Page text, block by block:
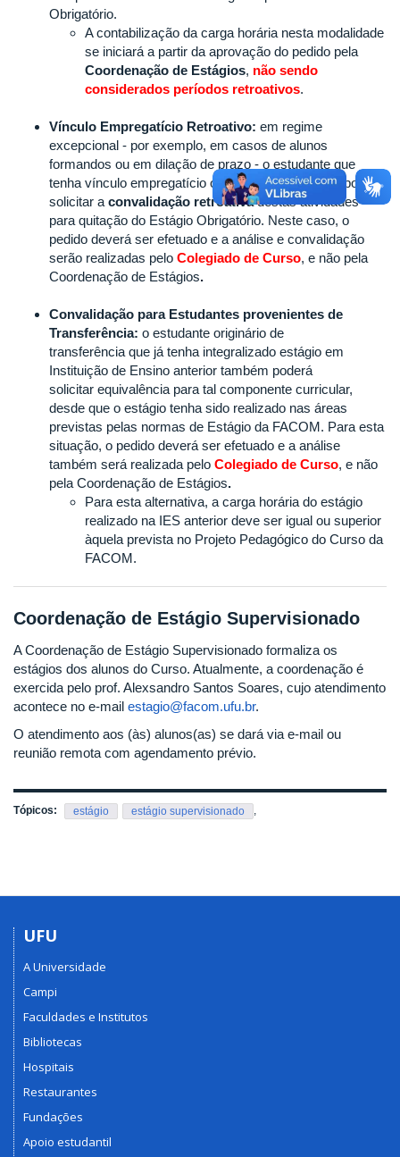
Obrigatório.
A contabilização da carga horária nesta modalidade
se iniciará a partir da aprovação do pedido pela
Coordenação de Estágios, não sendo
considerados períodos retroativos.
Vínculo Empregatício Retroativo: em regime
excepcional - por exemplo, em casos de alunos
formandos ou em dilação de prazo - o estudante que
tenha vínculo empregatício ou seja empreendedor poderá
solicitar a convalidação retroativadestas atividades
para quitação do Estágio Obrigatório. Neste caso, o
pedido deverá ser efetuado e a análise e convalidação
serão realizadas pelo Colegiado de Curso, e não pela
Coordenação de Estágios.
Convalidação para Estudantes provenientes de
Transferência: o estudante originário de
transferência que já tenha integralizado estágio em
Instituição de Ensino anterior também poderá
solicitar equivalência para tal componente curricular,
desde que o estágio tenha sido realizado nas áreas
previstas pelas normas de Estágio da FACOM. Para esta
situação, o pedido deverá ser efetuado e a análise
também será realizada pelo Colegiado de Curso, e não
pela Coordenação de Estágios.
Para esta alternativa, a carga horária do estágio
realizado na IES anterior deve ser igual ou superior
àquela prevista no Projeto Pedagógico do Curso da
FACOM.
Coordenação de Estágio Supervisionado
A Coordenação de Estágio Supervisionado formaliza os
estágios dos alunos do Curso. Atualmente, a coordenação é
exercida pelo prof. Alexsandro Santos Soares, cujo atendimento
acontece no e-mail estagio@facom.ufu.br.
O atendimento aos (às) alunos(as) se dará via e-mail ou
reunião remota com agendamento prévio.
Tópicos: estágio ,
estágio supervisionado
UFU
A Universidade
Campi
Faculdades e Institutos
Bibliotecas
Hospitais
Restaurantes
Fundações
Apoio estudantil